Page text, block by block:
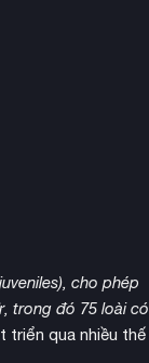
cho phép
trong đó 75 loài có
triển qua nhiều thế